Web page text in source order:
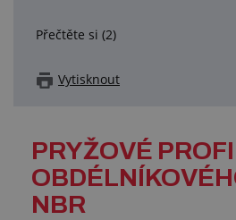
Přečtěte si (2)
Vytisknout
PRYŽOVÉ
NBR